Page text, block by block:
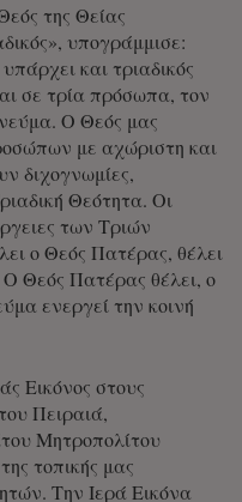
της Θείας
υπογράμμισε:
και τριαδικός
σε τρία πρόσωπα, τον
Ο Θεός μας
με αχώριστη και
διχογνωμίες,
Θεότητα. Οι
των Τριών
ο Θεός Πατέρας, θέλει
Θεός Πατέρας θέλει, ο
ενεργεί την κοινή
Εικόνος στους
Πειραιά,
Μητροπολίτου
τοπικής μας
Την Ιερά Εικόνα